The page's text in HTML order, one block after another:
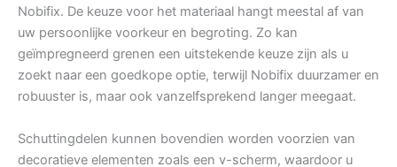
Nobifix. De keuze voor het materiaal hangt meestal af van
uw persoonlijke voorkeur en begroting. Zo kan
geïmpregneerd grenen een uitstekende keuze zijn als u
zoekt naar een goedkope optie, terwijl Nobifix duurzamer en
robuuster is, maar ook vanzelfsprekend langer meegaat.
Schuttingdelen kunnen bovendien worden voorzien van
decoratieve elementen zoals een v-scherm, waardoor u